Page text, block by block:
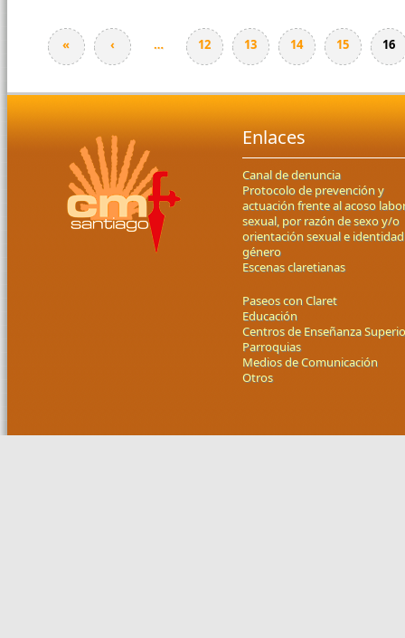
Páginas
« ‹ … 12 13 14 15 16
Enlaces
Canal de denuncia
Protocolo de prevención y
actuación frente al acoso
sexual, por razón de sexo y/o
orientación sexual e
género
Escenas claretianas
Paseos con Claret
Educación
Centros de Enseñanza
Parroquias
Medios de Comunicación
Otros